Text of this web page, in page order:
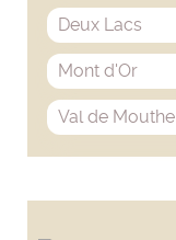
Deux Lacs
Mont d'Or
Val de Mouthe